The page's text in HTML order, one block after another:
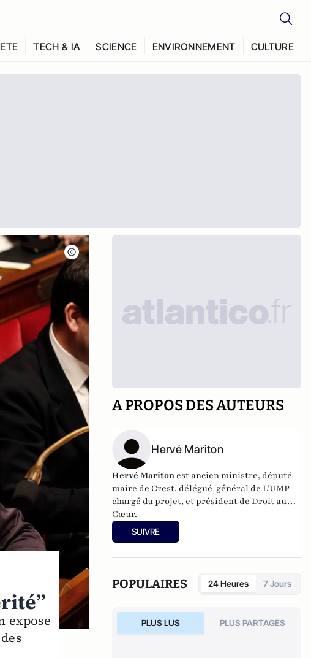
TECH & IA SCIENCE ENVIRONNEMENT CULTURE
expose
A PROPOS DES AUTEURS
Hervé Mariton
Hervé Mariton est ancien ministre, député-
maire de Crest, délégué général de L’UMP
chargé du projet, et président deDroit au
Cœur.
SUIVRE
POPULAIRES 24 Heures 7 Jours
PLUS LUS PLUS PARTAGES